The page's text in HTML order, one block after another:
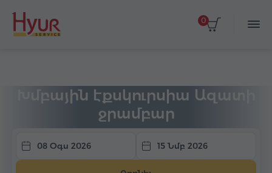
0
Խմբային էքսկուրսիա Ազատի
ջրամբար
08 Օգս 2026 15 Նմբ 2026